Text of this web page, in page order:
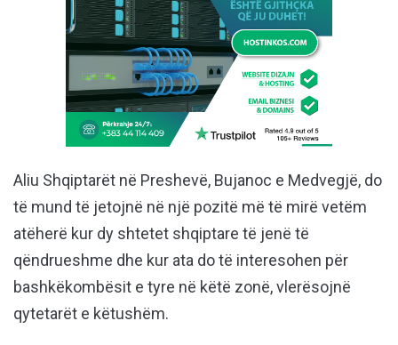
Aliu Shqiptarët në Preshevë, Bujanoc e Medvegjë, do
të mund të jetojnë në një pozitë më të mirë vetëm
atëherë kur dy shtetet shqiptare të jenë të
qëndrueshme dhe kur ata do të interesohen për
bashkëkombësit e tyre në këtë zonë, vlerësojnë
qytetarët e këtushëm.